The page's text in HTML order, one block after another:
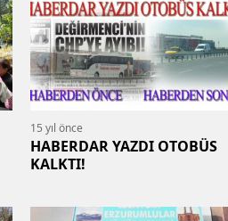
15 yıl önce
HABERDAR YAZDI OTOBÜS
KALKTI!